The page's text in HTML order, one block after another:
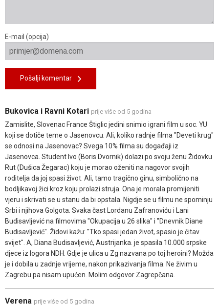
E-mail (opcija)
Pošalji komentar
Bukovica i Ravni Kotari prije više od 5 godina
Zamislite, Slovenac France Štiglic jedini snimio igrani film u soc. YU
koji se dotiče teme o Jasenovcu. Ali, koliko radnje filma "Deveti krug"
se odnosi na Jasenovac? Svega 10% filma su događaji iz
Jasenovca. Student Ivo (Boris Dvornik) dolazi po svoju ženu Židovku
Rut (Dušica Žegarac) koju je morao oženiti na nagovor svojih
roditelja da joj spasi život. Ali, tamo tragično ginu, simbolično na
bodljikavoj žici kroz koju prolazi struja. Ona je morala promijeniti
vjeru i skrivati se u stanu da bi opstala. Nigdje se u filmu ne spominju
Srbi i njihova Golgota. Svaka čast Lordanu Zafranoviću i Lani
Budisavljević na filmovima "Okupacija u 26 slika" i "Dnevnik Diane
Budisavljević". Židovi kažu: "Tko spasi jedan život, spasio je čitav
svijet". A, Diana Budisavljević, Austrijanka. je spasila 10.000 srpske
djece iz logora NDH. Gdje je ulica u Zg nazvana po toj heroini? Možda
je i dobila u zadnje vrijeme, nakon prikazivanja filma. Ne živim u
Zagrebu pa nisam upućen. Molim odgovor Zagrepčana.
Verena prije više od 5 godina